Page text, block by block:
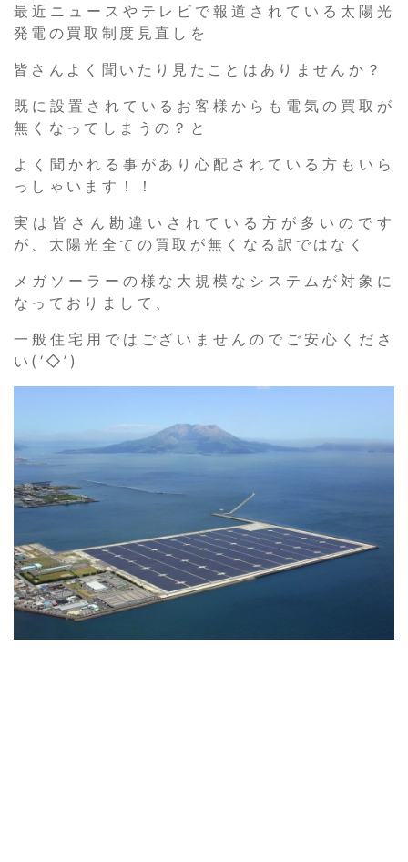
最近ニュースやテレビで報道されている太陽光
発電の買取制度見直しを
皆さんよく聞いたり見たことはありませんか？
既に設置されているお客様からも電気の買取が
無くなってしまうの？と
よく聞かれる事があり心配されている方もいら
っしゃいます！！
実は皆さん勘違いされている方が多いのです
が、太陽光全ての買取が無くなる訳ではなく
メガソーラーの様な大規模なシステムが対象に
なっておりまして、
一般住宅用ではございませんのでご安心くださ
い(‘◇’)ゞ